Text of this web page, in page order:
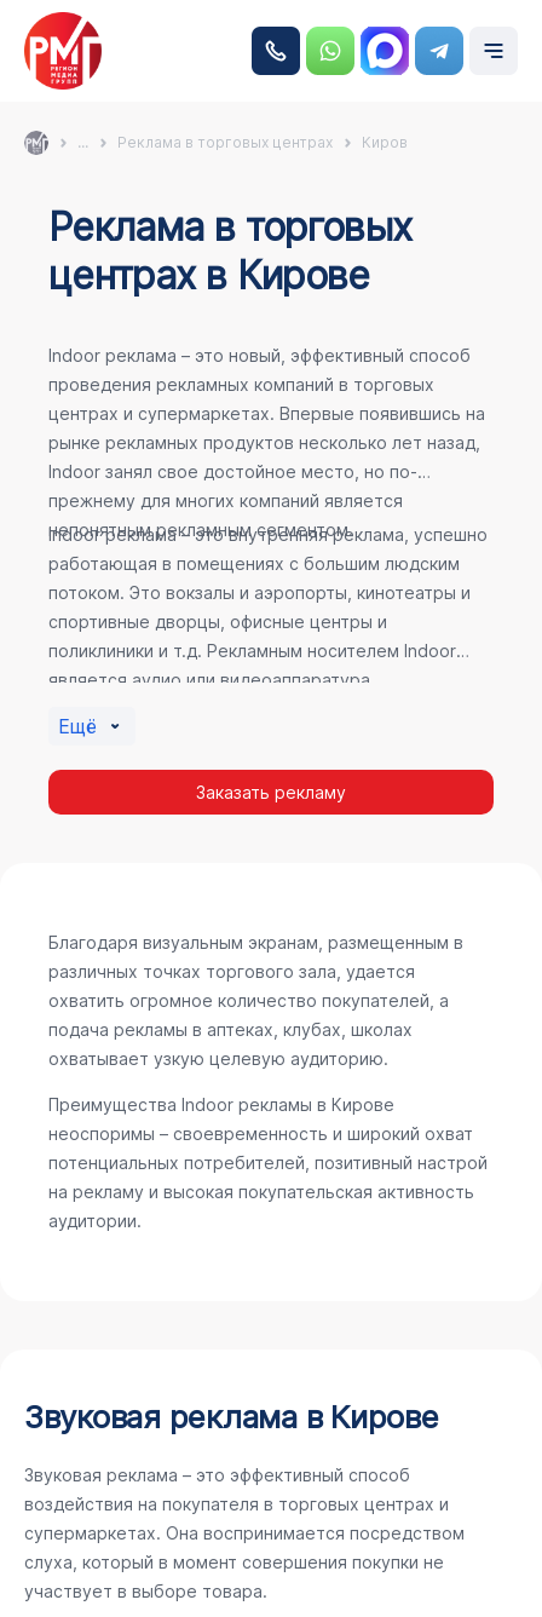
... Реклама в торговых центрах Киров
Реклама в торговых
центрах в Кирове
Indoor реклама – это новый, эффективный способ
проведения рекламных компаний в торговых
центрах и супермаркетах. Впервые появившись на
рынке рекламных продуктов несколько лет назад,
Indoor занял свое достойное место, но по-
прежнему для многих компаний является
непонятным рекламным сегментом.
Indoor реклама – это внутренняя реклама, успешно
работающая в помещениях с большим людским
потоком. Это вокзалы и аэропорты, кинотеатры и
спортивные дворцы, офисные центры и
поликлиники и т.д. Рекламным носителем Indoor
является аудио или видеоаппаратура,
эффективность приносит такой вид рекламы в
местах продаж, поскольку воздействие на
покупателя в момент выбора товара наиболее
Indoor рекламы.
Ещё
Заказать рекламу
Благодаря визуальным экранам, размещенным в
различных точках торгового зала, удается
охватить огромное количество покупателей, а
подача рекламы в аптеках, клубах, школах
охватывает узкую целевую аудиторию.
Преимущества Indoor рекламы в Кирове
неоспоримы – своевременность и широкий охват
потенциальных потребителей, позитивный настрой
на рекламу и высокая покупательская активность
аудитории.
Звуковая реклама в Кирове
Звуковая реклама – это эффективный способ
воздействия на покупателя в торговых центрах и
супермаркетах. Она воспринимается посредством
слуха, который в момент совершения покупки не
участвует в выборе товара.